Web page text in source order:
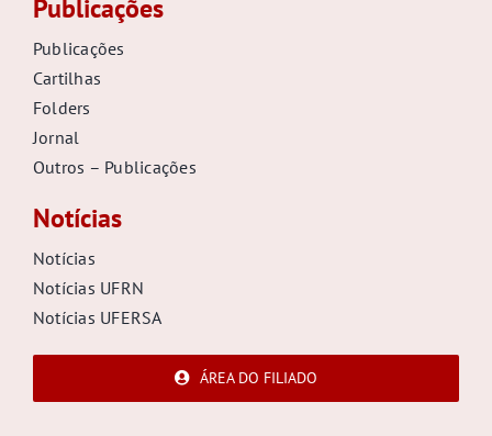
Publicações
Publicações
Cartilhas
Folders
Jornal
Outros – Publicações
Notícias
Notícias
Notícias UFRN
Notícias UFERSA
ÁREA DO FILIADO